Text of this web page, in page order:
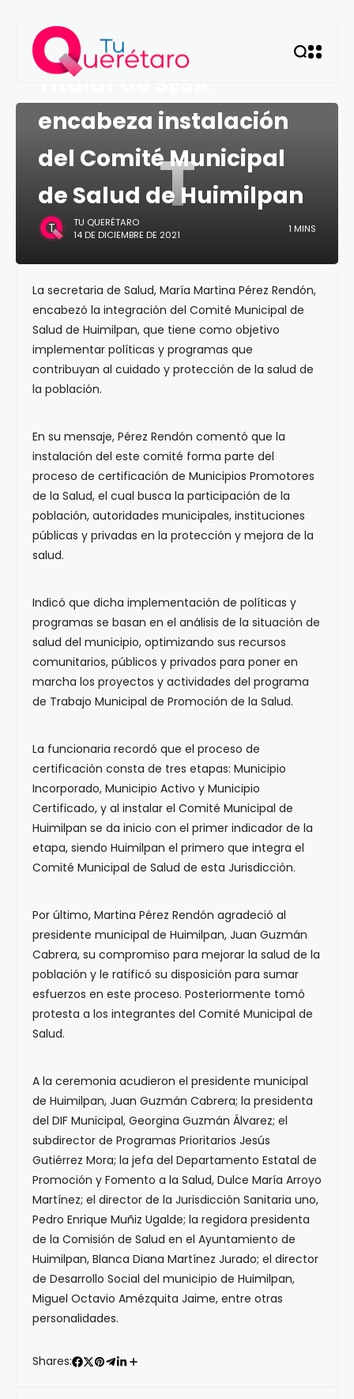
T
QUERÉTARO
Titular de SESA
encabeza instalación
del Comité Municipal
de Salud de Huimilpan
TU QUERÉTARO
14 DE DICIEMBRE DE 2021
1 MINS
La secretaria de Salud, María Martina Pérez Rendón,
encabezó la integración del Comité Municipal de
Salud de Huimilpan, que tiene como objetivo
implementar políticas y programas que
contribuyan al cuidado y protección de la salud de
la población.
En su mensaje, Pérez Rendón comentó que la
instalación del este comité forma parte del
proceso de certificación de Municipios Promotores
de la Salud, el cual busca la participación de la
población, autoridades municipales, instituciones
públicas y privadas en la protección y mejora de la
salud.
Indicó que dicha implementación de políticas y
programas se basan en el análisis de la situación de
salud del municipio, optimizando sus recursos
comunitarios, públicos y privados para poner en
marcha los proyectos y actividades del programa
de Trabajo Municipal de Promoción de la Salud.
La funcionaria recordó que el proceso de
certificación consta de tres etapas: Municipio
Incorporado, Municipio Activo y Municipio
Certificado, y al instalar el Comité Municipal de
Huimilpan se da inicio con el primer indicador de la
etapa, siendo Huimilpan el primero que integra el
Comité Municipal de Salud de esta Jurisdicción.
Por último, Martina Pérez Rendón agradeció al
presidente municipal de Huimilpan, Juan Guzmán
Cabrera, su compromiso para mejorar la salud de la
población y le ratificó su disposición para sumar
esfuerzos en este proceso. Posteriormente tomó
protesta a los integrantes del Comité Municipal de
Salud.
A la ceremonia acudieron el presidente municipal
de Huimilpan, Juan Guzmán Cabrera; la presidenta
del DIF Municipal, Georgina Guzmán Álvarez; el
subdirector de Programas Prioritarios Jesús
Gutiérrez Mora; la jefa del Departamento Estatal de
Promoción y Fomento a la Salud, Dulce María Arroyo
Martínez; el director de la Jurisdicción Sanitaria uno,
Pedro Enrique Muñiz Ugalde; la regidora presidenta
de la Comisión de Salud en el Ayuntamiento de
Huimilpan, Blanca Diana Martínez Jurado; el director
de Desarrollo Social del municipio de Huimilpan,
Miguel Octavio Amézquita Jaime, entre otras
personalidades.
Shares: